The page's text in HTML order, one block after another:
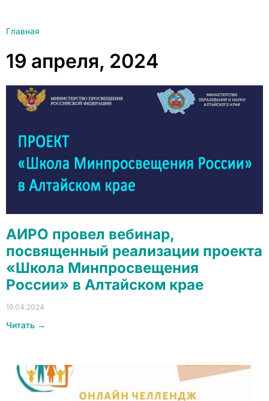
Главная
19 апреля, 2024
АИРО провел вебинар,
посвященный реализации проекта
«Школа Минпросвещения
России» в Алтайском крае
19.04.2024
Читать →